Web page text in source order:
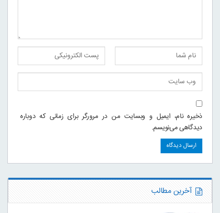
ذخیره نام، ایمیل و وبسایت من در مرورگر برای زمانی که دوباره
دیدگاهی می‌نویسم.
آخرین مطالب